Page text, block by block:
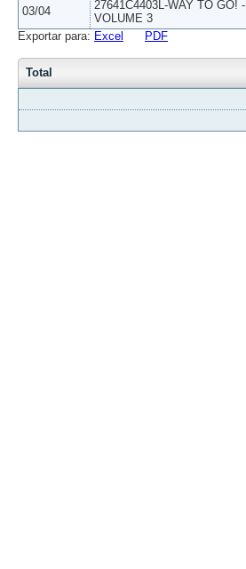
03/04
27641C4403L-WAY TO GO! -
VOLUME 3
Exportar para: Excel PDF
Total